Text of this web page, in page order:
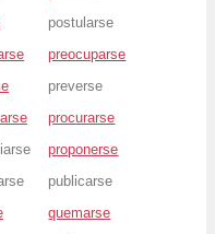
postularse
preocuparse
preverse
procurarse
proponerse
publicarse
quemarse